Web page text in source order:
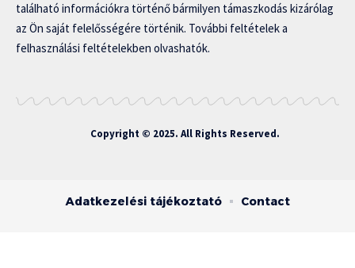
található információkra történő bármilyen támaszkodás kizárólag
az Ön saját felelősségére történik. További feltételek a
felhasználási feltételekben olvashatók.
Copyright © 2025. All Rights Reserved.
Adatkezelési tájékoztató Contact